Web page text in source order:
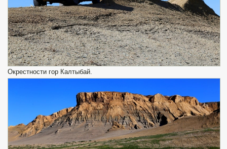
Окрестности гор Калтыбай.